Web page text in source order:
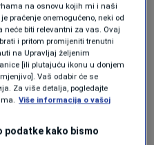
se uvjerila da svako
je potrebno.
Sjevernoj Karolini, u
Ona pravi listu
za sedmicu dana i na
na osnovu kojih mi i naši
praćenje onemogućeno, neki od
biti relevantni za vas. Ovaj
i pritom promijeniti trenutni
na Upravljaj željenim
[ili plutajuću ikonu u donjem
Vaš odabir će se
Za više detalja, pogledajte
Više informacija o vašoj
podatke kako bismo